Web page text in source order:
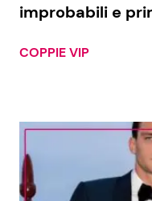
improbabili e
COPPIE VIP